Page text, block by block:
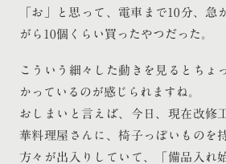
「お」と思って、電車まで10分、急
がら10個くらい買ったやつだった。
こういう細々した動きを見るとちょ
かっているのが感じられますね。
おしまいと言えば、今日、現在改修
華料理屋さんに、椅子っぽいものを
方々が出入りしていて、「備品入れ